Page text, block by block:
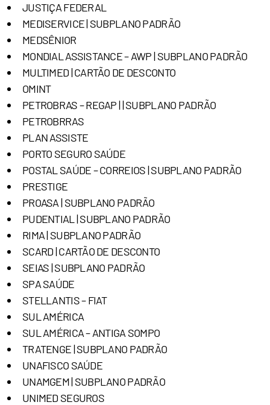
JUSTIÇA FEDERAL
MEDISERVICE | SUBPLANO PADRÃO
MEDSÊNIOR
MONDIAL ASSISTANCE – AWP | SUBPLANO PADRÃO
MULTIMED | CARTÃO DE DESCONTO
OMINT
PETROBRAS – REGAP | | SUBPLANO PADRÃO
PETROBRRAS
PLAN ASSISTE
PORTO SEGURO SAÚDE
POSTAL SAÚDE – CORREIOS | SUBPLANO PADRÃO
PRESTIGE
PROASA | SUBPLANO PADRÃO
PUDENTIAL | SUBPLANO PADRÃO
RIMA | SUBPLANO PADRÃO
SCARD | CARTÃO DE DESCONTO
SEIAS | SUBPLANO PADRÃO
SPA SAÚDE
STELLANTIS – FIAT
SUL AMÉRICA
SUL AMÉRICA – ANTIGA SOMPO
TRATENGE | SUBPLANO PADRÃO
UNAFISCO SAÚDE
UNAMGEM | SUBPLANO PADRÃO
UNIMED SEGUROS